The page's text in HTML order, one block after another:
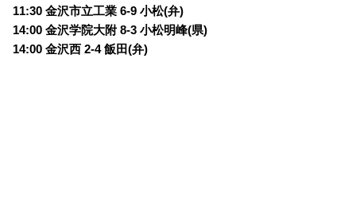
11:30 金沢市立工業 6-9 小松(弁)
14:00 金沢学院大附 8-3 小松明峰(県)
14:00 金沢西 2-4 飯田(弁)